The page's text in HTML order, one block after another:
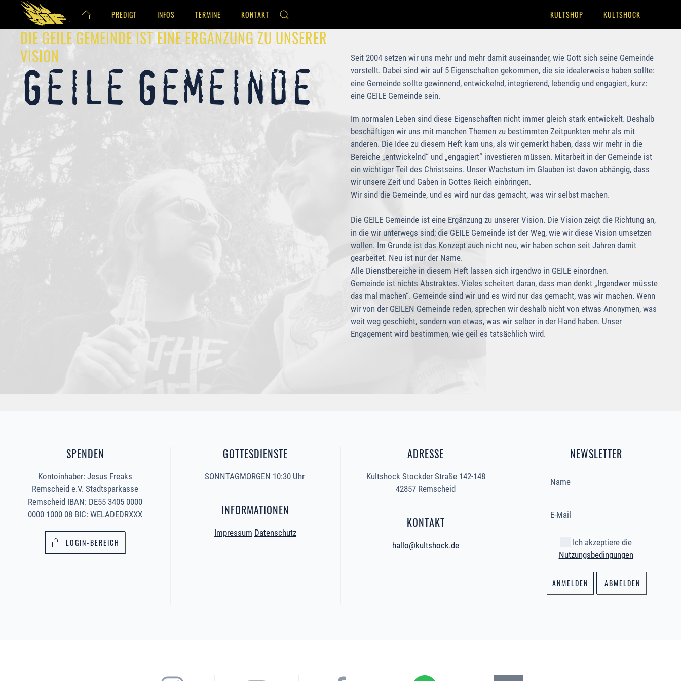
Skip to main content
PREDIGT INFOS TERMINE KONTAKT KULTSHOP KULTSHOCK
DIE GEILE GEMEINDE IST EINE ERGÄNZUNG ZU UNSERER
VISION
Geile Gemeinde
Seit 2004 setzen wir uns mehr und mehr damit auseinander, wie Gott sich seine Gemeinde
vorstellt. Dabei sind wir auf 5 Eigenschaften gekommen, die sie idealerweise haben sollte:
eine Gemeinde sollte gewinnend, entwickelnd, integrierend, lebendig und engagiert, kurz:
eine GEILE Gemeinde sein.
Im normalen Leben sind diese Eigenschaften nicht immer gleich stark entwickelt. Deshalb
beschäftigen wir uns mit manchen Themen zu bestimmten Zeitpunkten mehr als mit
anderen. Die Idee zu diesem Heft kam uns, als wir gemerkt haben, dass wir mehr in die
Bereiche „entwickelnd“ und „engagiert“ investieren müssen. Mitarbeit in der Gemeinde ist
ein wichtiger Teil des Christseins. Unser Wachstum im Glauben ist davon abhängig, dass
wir unsere Zeit und Gaben in Gottes Reich einbringen.
Wir sind die Gemeinde, und es wird nur das gemacht, was wir selbst machen.
Die GEILE Gemeinde ist eine Ergänzung zu unserer Vision. Die Vision zeigt die Richtung an,
in die wir unterwegs sind; die GEILE Gemeinde ist der Weg, wie wir diese Vision umsetzen
wollen. Im Grunde ist das Konzept auch nicht neu, wir haben schon seit Jahren damit
gearbeitet. Neu ist nur der Name.
Alle Dienstbereiche in diesem Heft lassen sich irgendwo in GEILE einordnen.
Gemeinde ist nichts Abstraktes. Vieles scheitert daran, dass man denkt „Irgendwer müsste
das mal machen“. Gemeinde sind wir und es wird nur das gemacht, was wir machen. Wenn
wir von der GEILEN Gemeinde reden, sprechen wir deshalb nicht von etwas Anonymen, was
weit weg geschieht, sondern von etwas, was wir selber in der Hand haben. Unser
Engagement wird bestimmen, wie geil es tatsächlich wird.
SPENDEN
Kontoinhaber: Jesus Freaks
Remscheid e.V. Stadtsparkasse
Remscheid IBAN: DE55 3405 0000
0000 1000 08 BIC: WELADEDRXXX
LOGIN-BEREICH
GOTTESDIENSTE
SONNTAGMORGEN 10:30 Uhr
INFORMATIONEN
Impressum Datenschutz
ADRESSE
Kultshock Stockder Straße 142-148
42857 Remscheid
KONTAKT
hallo@kultshock.de
NEWSLETTER
Ich akzeptiere die
Nutzungsbedingungen